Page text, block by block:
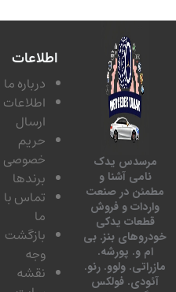
یدک
آشنا و
در صنعت
و فروش
یدکی
بنز. بی
و. پورشه.
ولوو. رنو.
فولکس
اطلاعات
درباره ما
اطلاعات
ارسال
حریم
خصوصی
برندها
تماس با
بازگشت
نقشه